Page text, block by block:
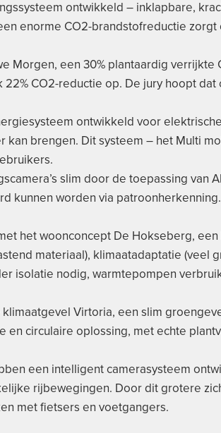
ontwikkeld – inklapbare,
enorme CO2-brandstofreductie
Morgen, een 30% plantaardig
CO2-reductie op. De jury hoopt
ontwikkeld voor
brengen. Dit systeem – het Multi
slim door de toepassing van
kunnen worden via
het woonconcept De Hokseberg,
materiaal), klimaatadaptatie (veel
isolatie nodig, warmtepompen
Virtoria, een slim
en circulaire oplossing, met echte
een intelligent camerasysteem
rijbewegingen. Door dit grotere
met fietsers en voetgangers.